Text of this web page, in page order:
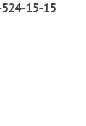
15-15